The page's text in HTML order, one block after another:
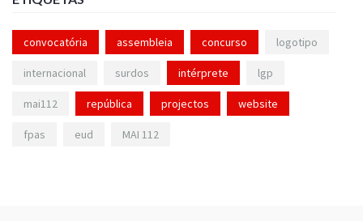
convocatória assembleia concurso logotipo
internacional surdos intérprete lgp
mai112 república projectos website
fpas eud MAI 112